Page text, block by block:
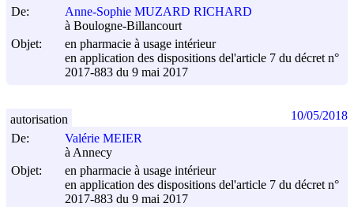
De:
Anne-Sophie MUZARD RICHARD
à Boulogne-Billancourt
Objet:
en pharmacie à usage intérieur
en application des dispositions del'article 7 du décret n°
2017-883 du 9 mai 2017
De:
Valérie MEIER
à Annecy
Objet:
en pharmacie à usage intérieur
en application des dispositions del'article 7 du décret n°
2017-883 du 9 mai 2017
autorisation 10/05/2018